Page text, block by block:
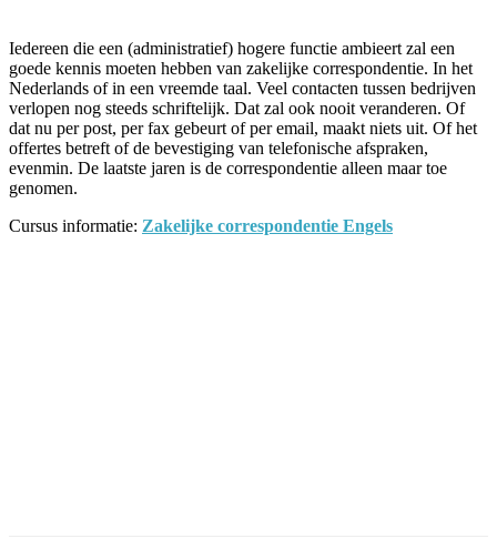
Iedereen die een (administratief) hogere functie ambieert zal een
goede kennis moeten hebben van zakelijke correspondentie. In het
Nederlands of in een vreemde taal. Veel contacten tussen bedrijven
verlopen nog steeds schriftelijk. Dat zal ook nooit veranderen. Of
dat nu per post, per fax gebeurt of per email, maakt niets uit. Of het
offertes betreft of de bevestiging van telefonische afspraken,
evenmin. De laatste jaren is de correspondentie alleen maar toe
genomen.
Cursus informatie: Zakelijke correspondentie Engels